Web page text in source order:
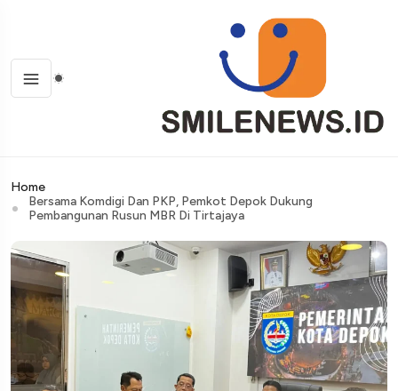
Home
Bersama Komdigi Dan PKP, Pemkot Depok Dukung
Pembangunan Rusun MBR Di Tirtajaya